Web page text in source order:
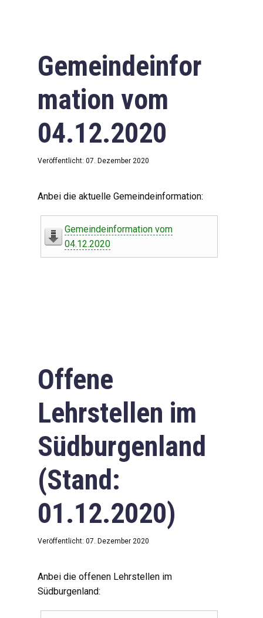
Gemeindeinfor
mation vom
04.12.2020
Veröffentlicht: 07. Dezember 2020
Anbei die aktuelle Gemeindeinformation:
Gemeindeinformation vom
04.12.2020
Offene
Lehrstellen im
Südburgenland
(Stand:
01.12.2020)
Veröffentlicht: 07. Dezember 2020
Anbei die offenen Lehrstellen im
Südburgenland: